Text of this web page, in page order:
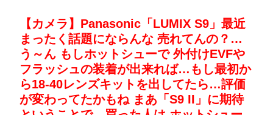
【カメラ】Panasonic「LUMIX S9」最近
まったく話題にならんな 売れてんの？…
う～ん もしホットシューで 外付けEVFや
フラッシュの装着が出来れば…もし最初か
ら18-40レンズキットを出してたら…評価
が変わってたかもね まあ「S9 II」に期待